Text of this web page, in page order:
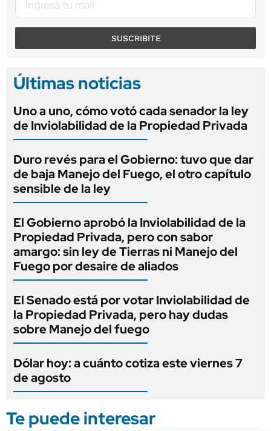
SUSCRIBITE
Últimas noticias
Uno a uno, cómo votó cada senador la ley
de Inviolabilidad de la Propiedad Privada
Duro revés para el Gobierno: tuvo que dar
de baja Manejo del Fuego, el otro capítulo
sensible de la ley
El Gobierno aprobó la Inviolabilidad de la
Propiedad Privada, pero con sabor
amargo: sin ley de Tierras ni Manejo del
Fuego por desaire de aliados
El Senado está por votar Inviolabilidad de
la Propiedad Privada, pero hay dudas
sobre Manejo del fuego
Dólar hoy: a cuánto cotiza este viernes 7
de agosto
Te puede interesar